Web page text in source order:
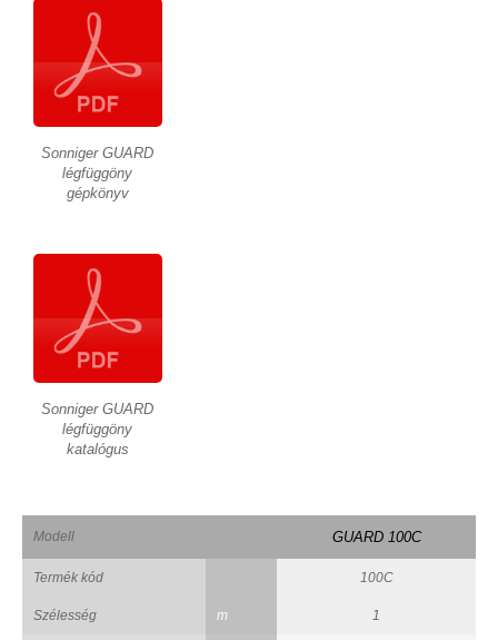
Sonniger GUARD
légfüggöny
gépkönyv
Sonniger GUARD
légfüggöny
katalógus
Modell GUARD 100C
Termék kód 100C
Szélesség m 1